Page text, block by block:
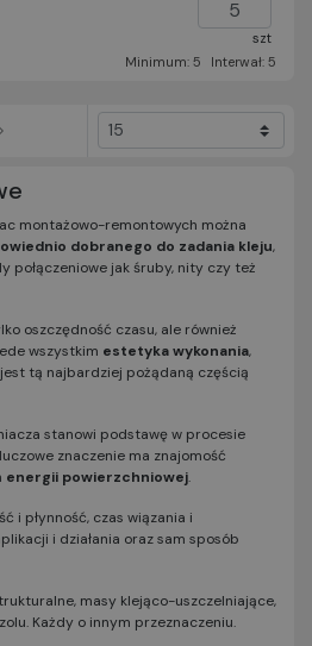
szt
Minimum: 5
Interwał: 5
montażowo-remontowych można
dobranego do zadania kleju,
połączeniowe jak śruby, nity czy też
oszczędność czasu, ale również
wszystkim estetyka wykonania,
tą najbardziej pożądaną częścią
stanowi podstawę w procesie
znaczenie ma znajomość
energii powierzchniowej.
i płynność, czas wiązania i
i działania oraz sam sposób
masy klejąco-uszczelniające,
Każdy o innym przeznaczeniu.